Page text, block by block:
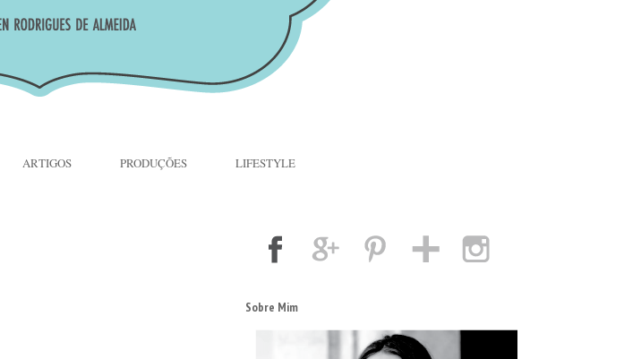
ARTIGOS PRODUÇÕES LIFESTYLE
Sobre Mim